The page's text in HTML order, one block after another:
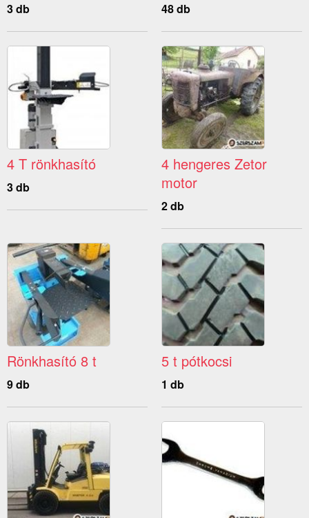
3 db 48 db
4 T rönkhasító
3 db
4 hengeres Zetor
motor
2 db
Rönkhasító 8 t
9 db
5 t pótkocsi
1 db